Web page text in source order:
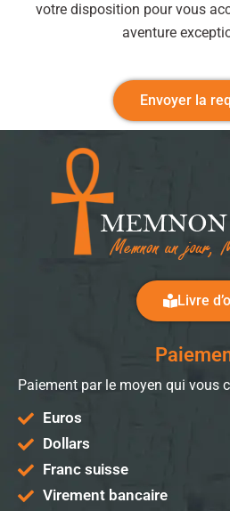
votre disposition pour vous
aventure
Envoyer la
Livre
Paiement par le moyen qui vous
Euros
Dollars
Franc suisse
Virement bancaire